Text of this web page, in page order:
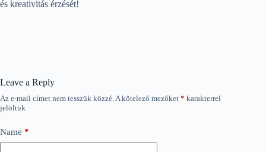
és kreativitás érzését!
Leave a Reply
Az e-mail címet nem tesszük közzé.A kötelező mezőket * karakterrel
jelöltük
Name *